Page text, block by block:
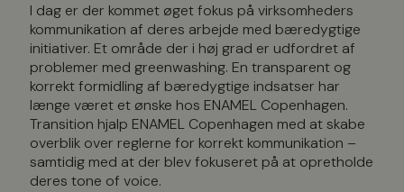
I dag er der kommet øget fokus på virksomheders
kommunikation af deres arbejde med bæredygtige
initiativer. Et område der i høj grad er udfordret af
problemer med greenwashing. En transparent og
korrekt formidling af bæredygtige indsatser har
længe været et ønske hos ENAMEL Copenhagen.
Transition hjalp ENAMEL Copenhagen med at skabe
overblik over reglerne for korrekt kommunikation –
samtidig med at der blev fokuseret på at opretholde
deres tone of voice.